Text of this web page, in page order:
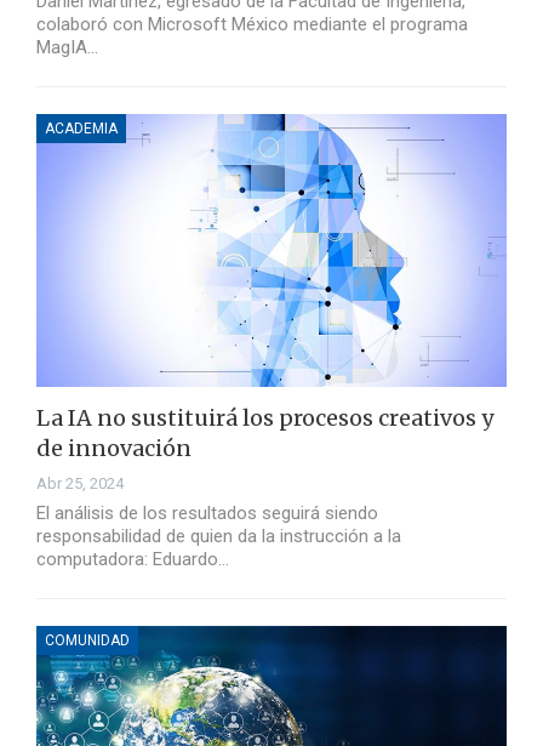
colaboró con Microsoft México mediante el programa
MagIA…
ACADEMIA
La IA no sustituirá los procesos creativos y
de innovación
Abr 25, 2024
El análisis de los resultados seguirá siendo
responsabilidad de quien da la instrucción a la
computadora: Eduardo…
COMUNIDAD